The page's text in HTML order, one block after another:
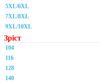
5XL/6XL
7XL/8XL
9XL/10XL
Зріст
104
116
128
140